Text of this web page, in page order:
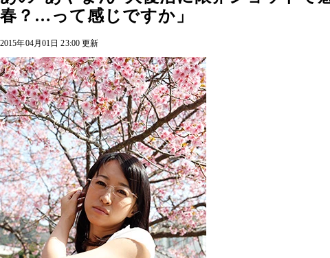
春？…って感じですか」
2015年04月01日 23:00 更新